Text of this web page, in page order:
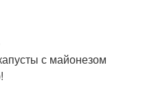
с майонезом